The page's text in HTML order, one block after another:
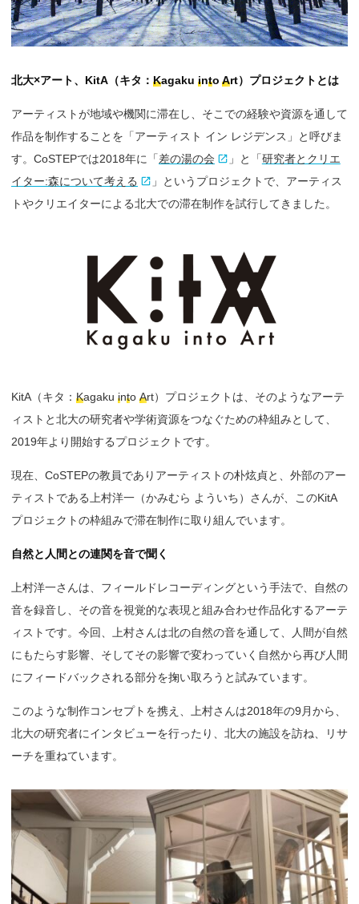
北大×アート、KitA（キタ： Kagaku into Art）プロジェクトとは
アーティストが地域や機関に滞在し、そこでの経験や資源を通して
作品を制作することを「アーティスト イン レジデンス」と呼びま
す。CoSTEPでは2018年に「差の湯の会 」と「研究者とクリエ
イター:森について考える
」というプロジェクトで、アーティス
トやクリエイターによる北大での滞在制作を試行してきました。
KitA（キタ： Kagaku into Art）プロジェクトは、そのようなアーテ
ィストと北大の研究者や学術資源をつなぐための枠組みとして、
2019年より開始するプロジェクトです。
現在、CoSTEPの教員でありアーティストの朴炫貞と、外部のアー
ティストである上村洋一（かみむら よういち）さんが、このKitA
プロジェクトの枠組みで滞在制作に取り組んでいます。
自然と人間との連関を音で聞く
上村洋一さんは、フィールドレコーディングという手法で、自然の
音を録音し、その音を視覚的な表現と組み合わせ作品化するアーテ
ィストです。今回、上村さんは北の自然の音を通して、人間が自然
にもたらす影響、そしてその影響で変わっていく自然から再び人間
にフィードバックされる部分を掬い取ろうと試みています。
このような制作コンセプトを携え、上村さんは2018年の9月から、
北大の研究者にインタビューを行ったり、北大の施設を訪ね、リサ
ーチを重ねています。